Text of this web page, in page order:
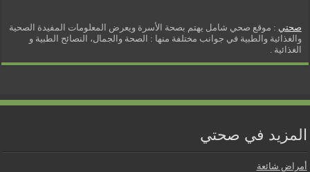
صحتي : موقع صحي شامل يهتم بصحة الأسرة ويعرض المعلومات المفيدة الصحية
والغذائية والطبية في جوانب مختلفة منها : الصحة والجمال، النصائح الطبية و
الغذائية .
المزيد في صحتي
أمراض شائعة